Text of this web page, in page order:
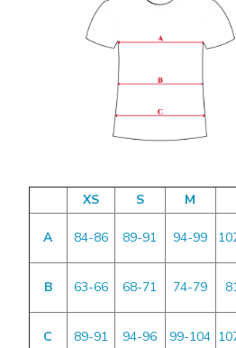
XS S M
A 84-86 89-91 94-99
B 63-66 68-71 74-79
C 89-91 94-96 99-104